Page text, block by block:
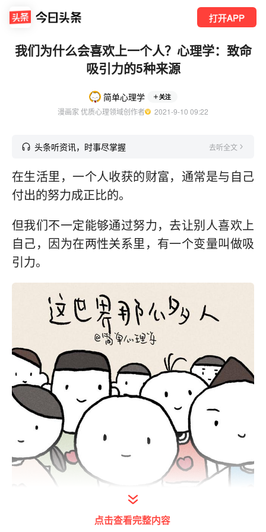
打开APP
我们为什么会喜欢上一个人？心理学：致命
吸引力的5种来源
简单心理学 关注
漫画家 优质心理领域创作者
  2021-9-10 09:22
头条听资讯，时事尽掌握 去听全文
在生活里，一个人收获的财富，通常是与自己
付出的努力成正比的。
但我们不一定能够通过努力，去让别人喜欢上
自己，因为在两性关系里，有一个变量叫做吸
引力。
点击查看完整内容